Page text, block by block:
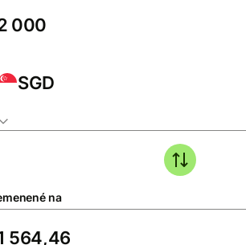
SGD
na